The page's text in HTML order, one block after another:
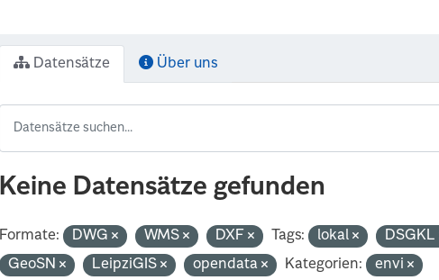
Datensätze Über uns
Keine Datensätze gefunden
Formate: DWG WMS DXF Tags: lokal
DSGKL
GeoSN
LeipziGIS opendata Kategorien: envi